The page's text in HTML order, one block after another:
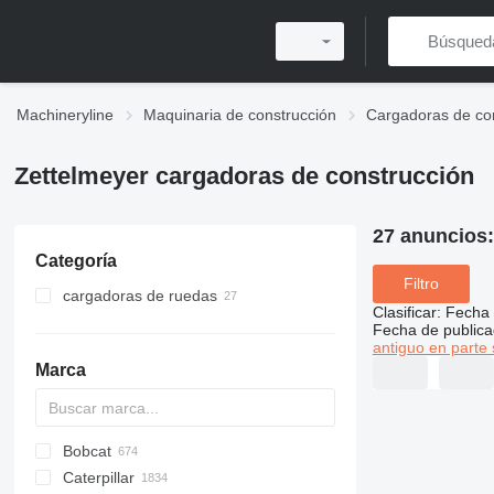
Machineryline Maquinaria de construcción Cargadoras de
Zettelmeyer cargadoras de construcción
Categoría
cargadoras de ruedas
Marca
AL
AS
AR
W series
200 - series
400 - series
TW
Bobcat
463
CK
40XT
Caterpillar
27 anuncios:
Filtro
Clasificar: Fecha
Fecha de
antiguo en parte